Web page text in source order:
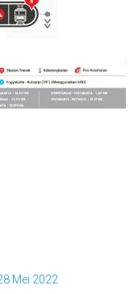
Mei 2022